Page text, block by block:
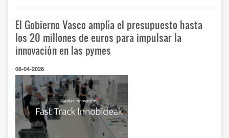
Gobierno
abre
la
11ª
convocatoria
vascas
para
unirse
a
la
El Gobierno Vasco amplía el presupuesto hasta
los 20 millones de euros para impulsar la
innovación en las pymes
08-04-2026